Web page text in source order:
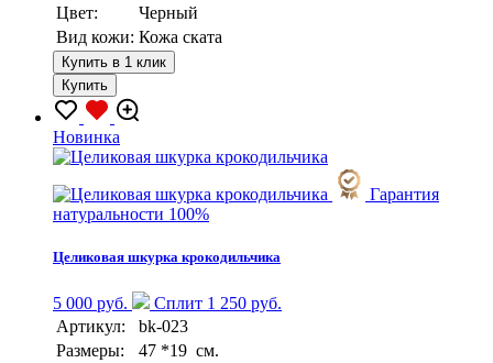
Цвет:
Черный
Вид кожи: Кожа ската
Купить в 1 клик
Купить
Новинка
Гарантия
натуральности 100%
Целиковая шкурка крокодильчика
5 000 руб.
Сплит 1 250 руб.
Артикул:
bk-023
Размеры:
47 *19 см.